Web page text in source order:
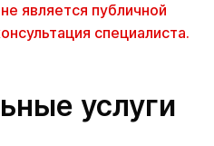
является публичной
специалиста.
услуги